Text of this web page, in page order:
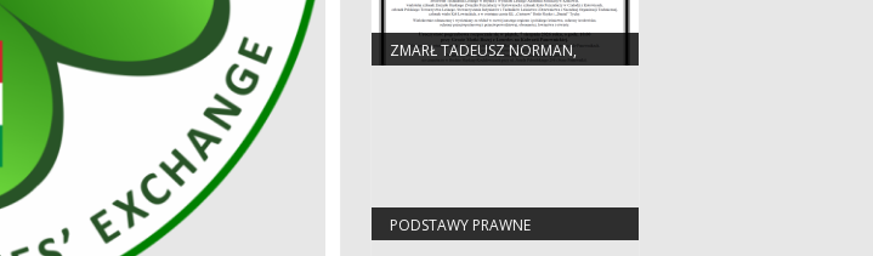
ZMARŁ TADEUSZ NORMAN,
EMERYTOWANY DYREKTOR RDLP
PODSTAWY PRAWNE